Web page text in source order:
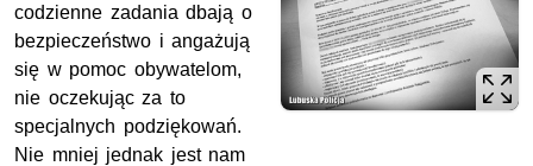
codzienne zadania dbają o
bezpieczeństwo i angażują
się w pomoc obywatelom,
nie oczekując za to
specjalnych podziękowań.
Nie mniej jednak jest nam